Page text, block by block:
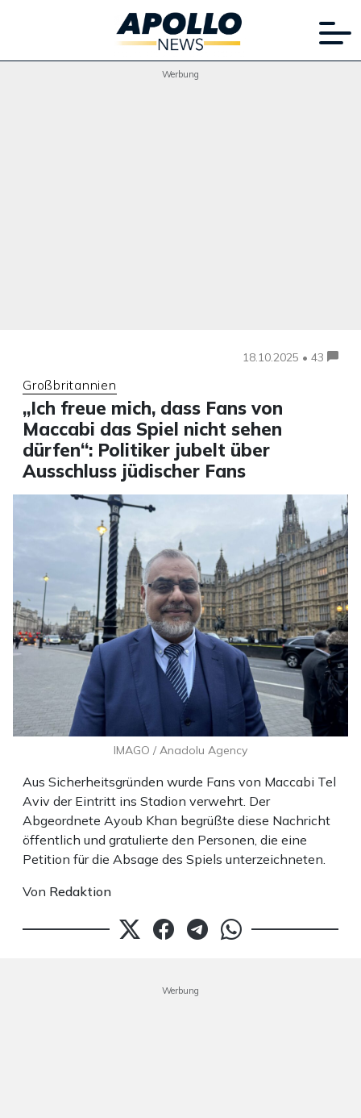
Werbung
18.10.2025 • 43
Großbritannien
„Ich freue mich, dass Fans von
Maccabi das Spiel nicht sehen
dürfen“: Politiker jubelt über
Ausschluss jüdischer Fans
Aus Sicherheitsgründen wurde Fans von Maccabi Tel
Aviv der Eintritt ins Stadion verwehrt. Der
Abgeordnete Ayoub Khan begrüßte diese Nachricht
öffentlich und gratulierte den Personen, die eine
Petition für die Absage des Spiels unterzeichneten.
Von Redaktion
IMAGO / Anadolu Agency
Werbung